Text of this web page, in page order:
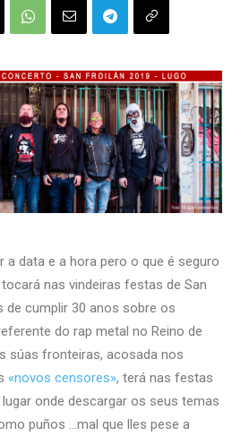
a data e a hora pero o que é seguro
tocará nas vindeiras festas de San
de cumplir 30 anos sobre os
do rap metal no Reino de
súas fronteiras, acosada nos
«novos censores», terá nas festas
onde descargar os seus temas
puños …mal que lles pese a